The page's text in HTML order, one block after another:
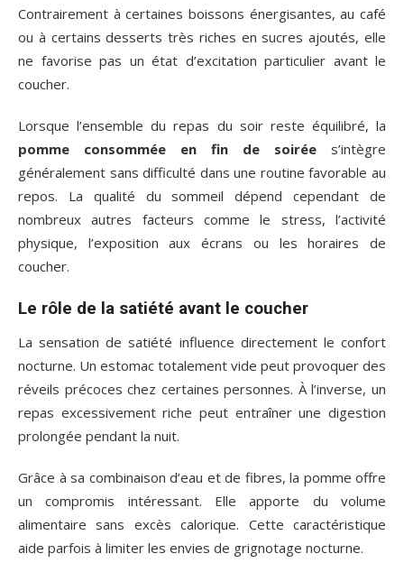
Contrairement à certaines boissons énergisantes, au café
ou à certains desserts très riches en sucres ajoutés, elle
ne favorise pas un état d’excitation particulier avant le
coucher.
Lorsque l’ensemble du repas du soir reste équilibré, la
pomme consommée en fin de soirée s’intègre
généralement sans difficulté dans une routine favorable au
repos. La qualité du sommeil dépend cependant de
nombreux autres facteurs comme le stress, l’activité
physique, l’exposition aux écrans ou les horaires de
coucher.
Le rôle de la satiété avant le coucher
La sensation de satiété influence directement le confort
nocturne. Un estomac totalement vide peut provoquer des
réveils précoces chez certaines personnes. À l’inverse, un
repas excessivement riche peut entraîner une digestion
prolongée pendant la nuit.
Grâce à sa combinaison d’eau et de fibres, la pomme offre
un compromis intéressant. Elle apporte du volume
alimentaire sans excès calorique. Cette caractéristique
aide parfois à limiter les envies de grignotage nocturne.